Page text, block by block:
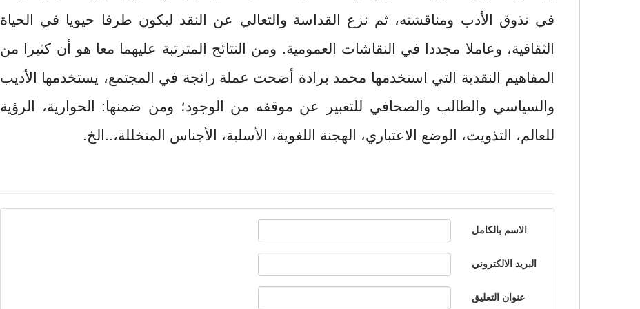
في تذوق الأدب ومناقشته، ثم نزع القداسة والتعالي عن النقد ليكون طرفا حيويا في الحياة
الثقافية، وعاملا مجددا في النقاشات العمومية. ومن النتائج المترتبة عليهما معا هو أن كثيرا من
المفاهيم النقدية التي استخدمها محمد برادة أضحت عملة رائجة في المجتمع، يستخدمها الأديب
والسياسي والطالب والصحافي للتعبير عن موقفه من الوجود؛ ومن ضمنها: الحوارية، الرؤية
للعالم، التذويت، الوضع الاعتباري، الهجنة اللغوية، الأسلبة، الأجناس المتخللة،..الخ.
الاسم بالكامل
البريد الالكتروني
عنوان التعليق